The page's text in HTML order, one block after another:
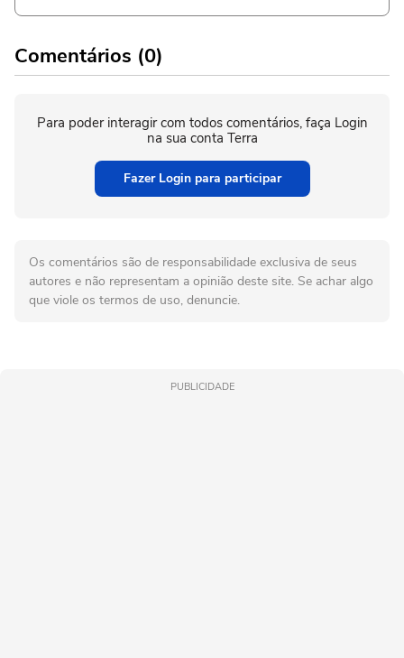
Comentários (0)
Para poder interagir com todos comentários, faça Login
na sua conta Terra
Fazer Login para participar
Os comentários são de responsabilidade exclusiva de seus
autores e não representam a opinião deste site. Se achar algo
que viole os termos de uso, denuncie.
PUBLICIDADE